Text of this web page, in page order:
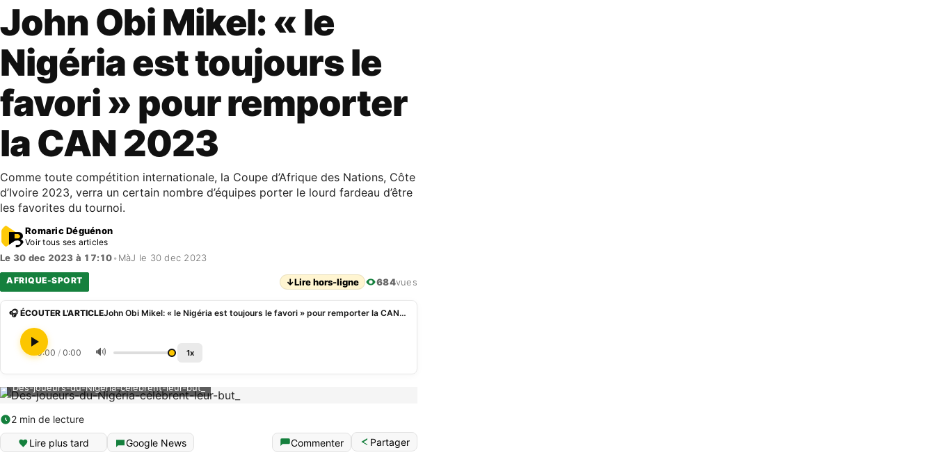
John Obi Mikel: « le
Nigéria est toujours le
favori » pour remporter
la CAN 2023
Comme toute compétition internationale, la Coupe d’Afrique des Nations, Côte
d’Ivoire 2023, verra un certain nombre d’équipes porter le lourd fardeau d’être
les favorites du tournoi.
Romaric Déguénon
Voir tous ses articles
Le 30 dec 2023 à 17:10• MàJ le 30 dec 2023
AFRIQUE-SPORT ↓Lire hors-ligne 684vues
🎧 ÉCOUTER L'ARTICLE John Obi Mikel: « le Nigéria est toujours le favori » pour remporter la CAN 2023
0:00 / 0:00 🔊 1x
Des-joueurs-du-Nigéria-célèbrent-leur-but_
2 min de lecture
Lire plus tard
Google News Commenter Partager